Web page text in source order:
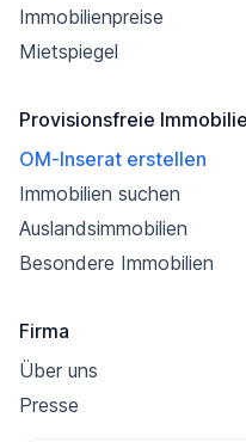
Immobilienpreise
Mietspiegel
Provisionsfreie
OM-Inserat erstellen
Immobilien suchen
Auslandsimmobilien
Besondere Immobilien
Firma
Über uns
Presse